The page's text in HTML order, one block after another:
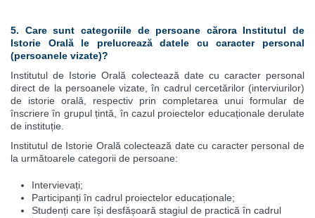
5. Care sunt categoriile de persoane cărora Institutul de
Istorie Orală le prelucrează datele cu caracter personal
(persoanele vizate)?
Institutul de Istorie Orală colectează date cu caracter personal
direct de la persoanele vizate, în cadrul cercetărilor (interviurilor)
de istorie orală, respectiv prin completarea unui formular de
înscriere în grupul țintă, în cazul proiectelor educaționale derulate
de instituție.
Institutul de Istorie Orală colectează date cu caracter personal de
la următoarele categorii de persoane:
Intervievați;
Participanți în cadrul proiectelor educaționale;
Studenți care își desfășoară stagiul de practică în cadrul